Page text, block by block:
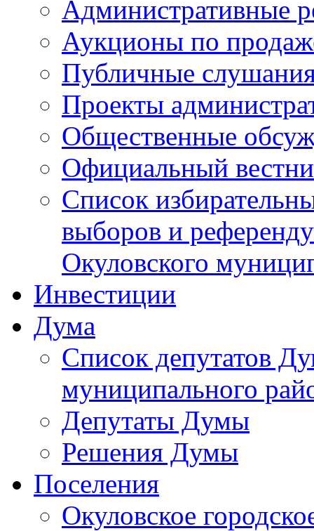
Административные
Аукционы по
Публичные
Проекты
Общественные
Официальный
Список
выборов и
Окуловского
Инвестиции
Дума
Список депутатов
муниципального
Депутаты Думы
Решения Думы
Поселения
Окуловское